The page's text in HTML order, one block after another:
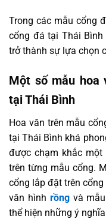
Trong các mẫu cổng
cổng đá tại Thái
trở thành sự lựa chọn
Một số mẫu hoa
tại Thái Bình
Hoa văn trên mẫu
tại Thái Bình khá
được chạm khắc một
trên từng mẫu cổng.
cổng lắp đặt trên
văn hình rồngvà mẫu
thể hiện những ý